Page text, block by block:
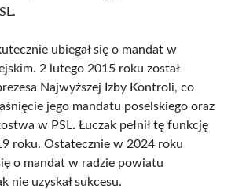
ubiegał się o mandat w
2 lutego 2015 roku został
Najwyższej Izby Kontroli, co
jego mandatu poselskiego oraz
w PSL. Łuczak pełnił tę funkcję
roku. Ostatecznie w 2024 roku
o mandat w radzie powiatu
nie uzyskał sukcesu.